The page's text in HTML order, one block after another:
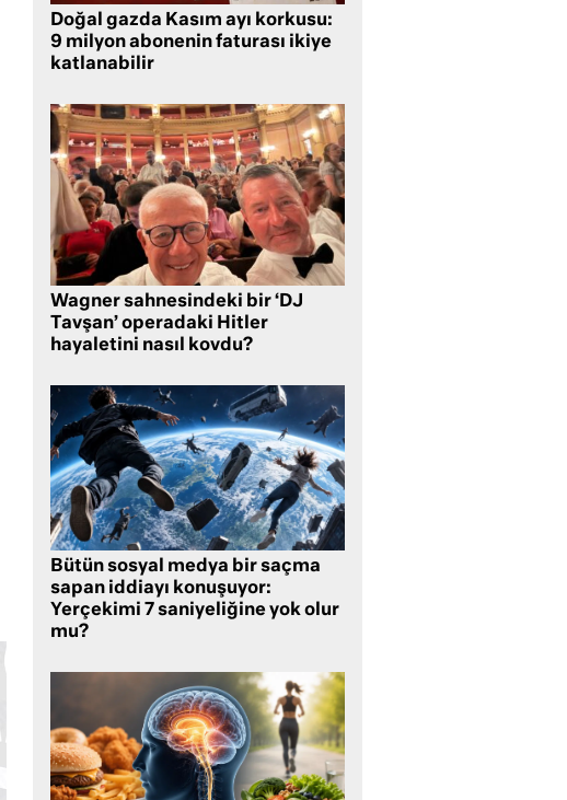
Doğal gazda Kasım ayı korkusu:
9 milyon abonenin faturası ikiye
katlanabilir
Wagner sahnesindeki bir ‘DJ
Tavşan’ operadaki Hitler
hayaletini nasıl kovdu?
Bütün sosyal medya bir saçma
sapan iddiayı konuşuyor:
Yerçekimi 7 saniyeliğine yok olur
mu?